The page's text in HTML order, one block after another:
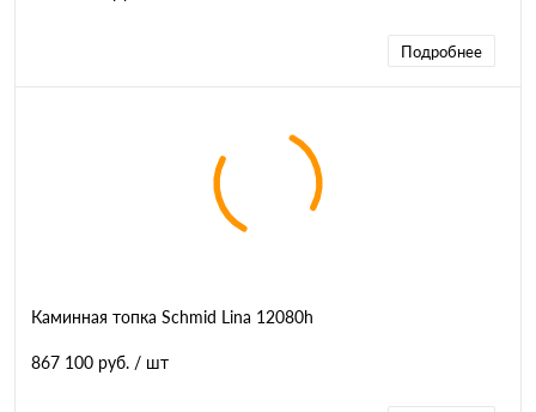
Подробнее
Каминная топка Schmid Lina 12080h
867 100 руб. / шт